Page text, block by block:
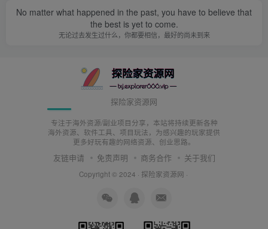
No matter what happened in the past, you have to believe that
the best is yet to come.
无论过去发生过什么，你都要相信，最好的尚未到来
探险家资源网
专注于海外资源/副业项目分享，本站将持续更新各种
海外资源、软件工具、项目玩法，为感兴趣的玩家提供
更多好玩有趣的网络资源、创业思路。
友链申请 免责声明 商务合作 关于我们
Copyright © 2024 · 探险家资源网 ·